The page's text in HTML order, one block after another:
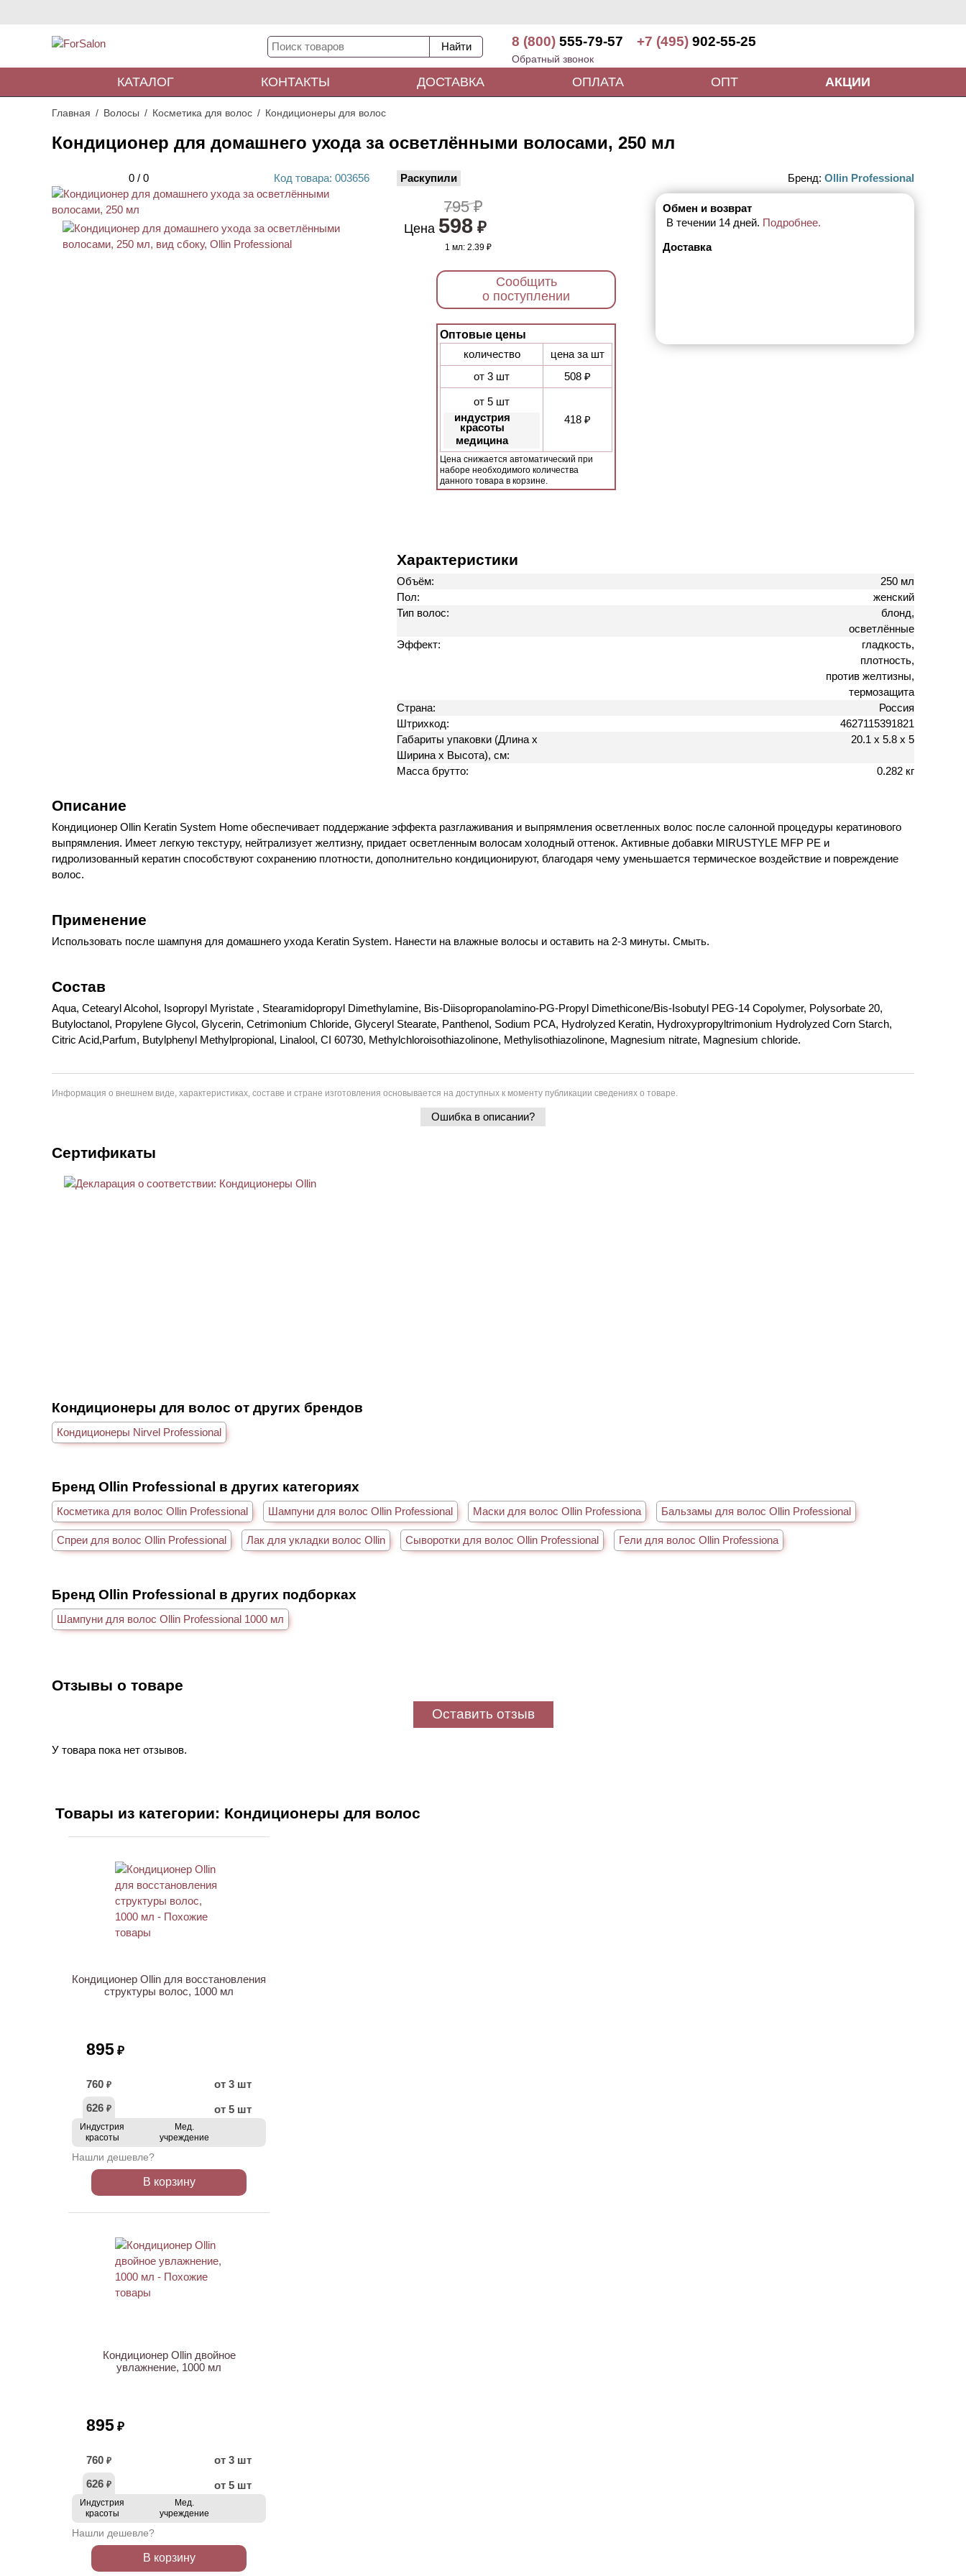
8 (800) 555-79-57 +7 (495) 902-55-25
Обратный звонок
КАТАЛОГ КОНТАКТЫ ДОСТАВКА ОПЛАТА ОПТ АКЦИИ
Главная Волосы Косметика для волос Кондиционеры для волос
Кондиционер для домашнего ухода за осветлёнными волосами, 250 мл
0 / 0 Код товара: 003656 Раскупили Бренд: Ollin Professional
795 ₽
Цена 598 ₽
1 мл: 2.39 ₽
Сообщить
о поступлении
Оптовые цены
количество
цена за шт
от 3 шт
508 ₽
от 5 шт
индустрия
красоты
медицина
418 ₽
Цена снижается автоматический при
наборе необходимого количества
данного товара в корзине.
Обмен и возврат
В течении 14 дней. Подробнее.
Доставка
Характеристики
Объём:
250 мл
Пол:
женский
Тип волос:
блонд,
осветлённые
Эффект:
гладкость,
плотность,
против желтизны,
термозащита
Страна:
Россия
Штрихкод:
4627115391821
Габариты упаковки (Длина х
Ширина х Высота), см:
20.1 х 5.8 х 5
Масса брутто: 0.282 кг
Описание
Кондиционер Ollin Keratin System Home обеспечивает поддержание эффекта разглаживания и выпрямления осветленных волос после салонной процедуры кератинового
выпрямления. Имеет легкую текстуру, нейтрализует желтизну, придает осветленным волосам холодный оттенок. Активные добавки MIRUSTYLE MFP PE и
гидролизованный кератин способствуют сохранению плотности, дополнительно кондиционируют, благодаря чему уменьшается термическое воздействие и повреждение
волос.
Применение
Использовать после шампуня для домашнего ухода Keratin System. Нанести на влажные волосы и оставить на 2-3 минуты. Смыть.
Состав
Aqua, Cetearyl Alcohol, Isopropyl Myristate , Stearamidopropyl Dimethylamine, Bis-Diisopropanolamino-PG-Propyl Dimethicone/Bis-Isobutyl PEG-14 Copolymer, Polysorbate 20,
Butyloctanol, Propylene Glycol, Glycerin, Cetrimonium Chloride, Glyceryl Stearate, Panthenol, Sodium PCA, Hydrolyzed Keratin, Hydroxypropyltrimonium Hydrolyzed Corn Starch,
Citric Acid,Parfum, Butylphenyl Methylpropional, Linalool, CI 60730, Methylchloroisothiazolinone, Methylisothiazolinone, Magnesium nitrate, Magnesium chloride.
Информация о внешнем виде, характеристиках, составе и стране изготовления основывается на доступных к моменту публикации сведениях о товаре.
Ошибка в описании?
Сертификаты
Кондиционеры для волос от других брендов
Кондиционеры Nirvel Professional
Бренд Ollin Professional в других категориях
Косметика для волос Ollin Professional Шампуни для волос Ollin Professional Маски для волос Ollin Professiona Бальзамы для волос Ollin Professional
Спреи для волос Ollin Professional Лак для укладки волос Ollin Сыворотки для волос Ollin Professional Гели для волос Ollin Professiona
Бренд Ollin Professional в других подборках
Шампуни для волос Ollin Professional 1000 мл
Отзывы о товаре
Оставить отзыв
У товара пока нет отзывов.
Товары из категории: Кондиционеры для волос
Кондиционер Ollin для восстановления
структуры волос, 1000 мл
895 ₽
760 ₽
от 3 шт
626 ₽ от 5 шт
Индустрия
красоты
Мед.
учреждение
Нашли дешевле?
В корзину
Кондиционер Ollin двойное
увлажнение, 1000 мл
895 ₽
760 ₽
от 3 шт
626 ₽ от 5 шт
Индустрия
красоты
Мед.
учреждение
Нашли дешевле?
В корзину